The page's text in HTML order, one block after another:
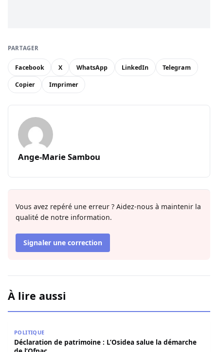
PARTAGER
Facebook X WhatsApp LinkedIn Telegram
Copier Imprimer
Ange-Marie Sambou
Vous avez repéré une erreur ? Aidez-nous à maintenir la
qualité de notre information.
Signaler une correction
À lire aussi
POLITIQUE
Déclaration de patrimoine : L’Osidea salue la démarche